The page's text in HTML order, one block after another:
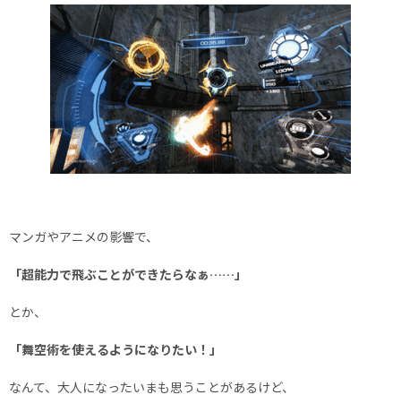
マンガやアニメの影響で、
「超能力で飛ぶことができたらなぁ……」
とか、
「舞空術を使えるようになりたい！」
なんて、大人になったいまも思うことがあるけど、